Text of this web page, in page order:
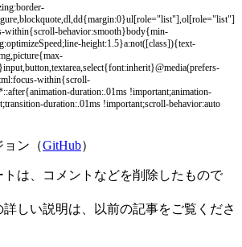
:border-
blockquote dl dd{margin:0}ul[role="list"] ol[role="list"]
-within{scroll-behavior:smooth}body{min-
:optimizeSpeed;line-height:1.5}a:not([class]){text-
picture{max-
}input button textarea select{font:inherit}@media(prefers-
:focus-within{scroll-
::after{animation-duration: 01ms !important;animation-
;transition-duration: 01ms !important;scroll-behavior:auto
ョン（GitHub）
トは、コメントなどを削除したもので
しい説明は、以前の記事をご覧くださ